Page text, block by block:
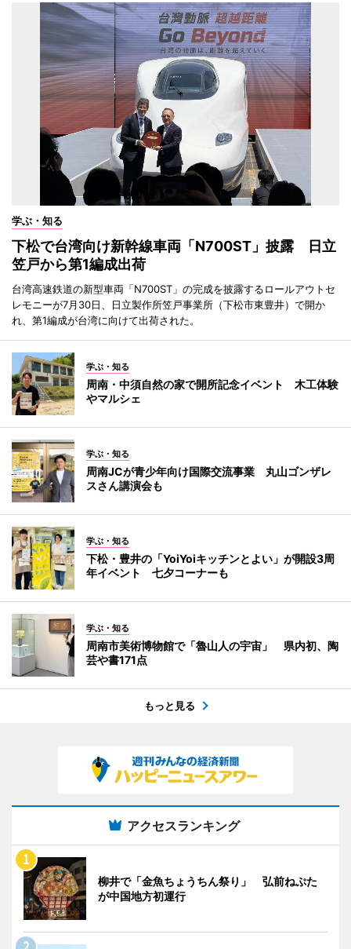
学ぶ・知る
下松で台湾向け新幹線車両「N700ST」披露 日立
笠戸から第1編成出荷
台湾高速鉄道の新型車両「N700ST」の完成を披露するロールアウトセ
レモニーが7月30日、日立製作所笠戸事業所（下松市東豊井）で開か
れ、第1編成が台湾に向けて出荷された。
学ぶ・知る
周南・中須自然の家で開所記念イベント 木工体験
やマルシェ
学ぶ・知る
周南JCが青少年向け国際交流事業 丸山ゴンザレ
スさん講演会も
学ぶ・知る
下松・豊井の「YoiYoiキッチンとよい」が開設3周
年イベント 七夕コーナーも
学ぶ・知る
周南市美術博物館で「魯山人の宇宙」 県内初、陶
芸や書171点
もっと見る
アクセスランキング
柳井で「金魚ちょうちん祭り」 弘前ねぷた
が中国地方初運行